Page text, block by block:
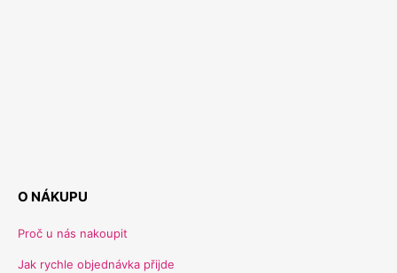
O NÁKUPU
Proč u nás nakoupit
Jak rychle objednávka přijde